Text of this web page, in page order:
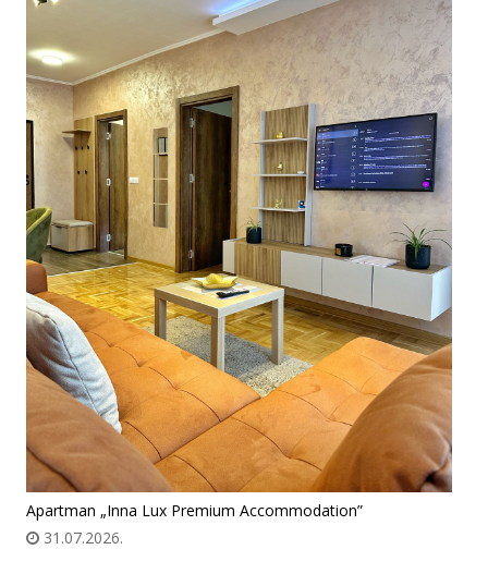
Apartman „Inna Lux Premium Accommodation”
31.07.2026.